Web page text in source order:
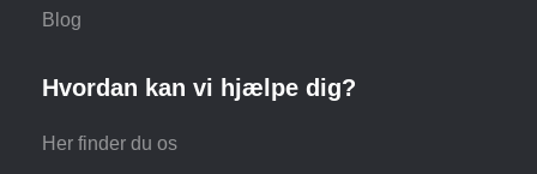
Blog
Hvordan kan vi hjælpe dig?
Her finder du os